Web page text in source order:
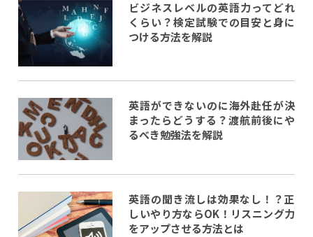
ビジネスレベルの英語力ってどれ
くらい？検定試験での目安と身に
つける方法を解説
英語ができないのに海外赴任が決
まったらどうする？渡航前後にや
るべき勉強法を解説
英語の聞き流しは効果なし！？正
しいやり方ならOK！リスニング力
をアップさせる方法とは